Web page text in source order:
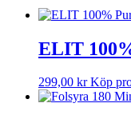
ELIT
299,00 kr Köp